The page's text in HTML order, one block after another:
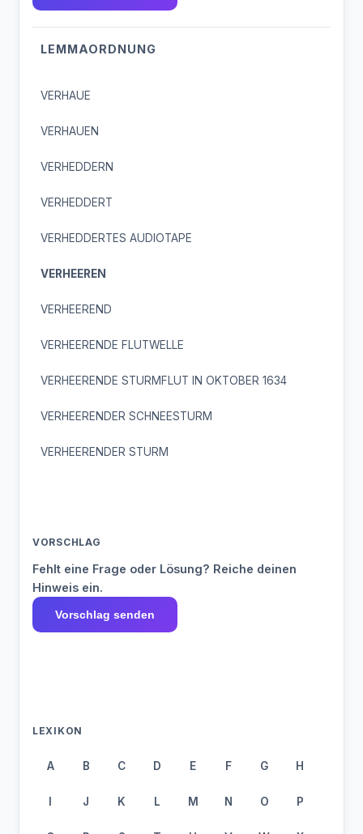
LEMMAORDNUNG
VERHAUE
VERHAUEN
VERHEDDERN
VERHEDDERT
VERHEDDERTES AUDIOTAPE
VERHEEREN
VERHEEREND
VERHEERENDE FLUTWELLE
VERHEERENDE STURMFLUT IN OKTOBER 1634
VERHEERENDER SCHNEESTURM
VERHEERENDER STURM
VORSCHLAG
Fehlt eine Frage oder Lösung? Reiche deinen
Hinweis ein.
Vorschlag senden
LEXIKON
A B C D E F G H
I J K L M N O P